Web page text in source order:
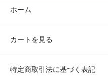
ホーム
カートを見る
特定商取引法に基づく表記